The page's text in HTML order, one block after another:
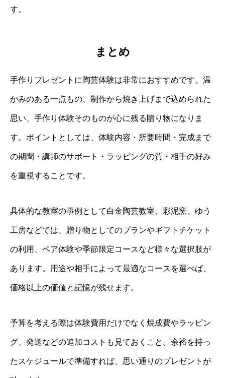
す。
まとめ
手作りプレゼントに陶芸体験は非常におすすめです。温
かみのある一点もの、制作から焼き上げまで込められた
思い、手作り体験そのものが心に残る贈り物になりま
す。ポイントとしては、体験内容・所要時間・完成まで
の期間・講師のサポート・ラッピングの質・相手の好み
を重視することです。
具体的な教室の事例として白金陶芸教室、彩泥窯、ゆう
工房などでは、贈り物としてのプランやギフトチケット
の利用、ペア体験や季節限定コースなど様々な選択肢が
あります。用途や相手によって最適なコースを選べば、
価格以上の価値と記憶が残せます。
予算を考える際は体験費用だけでなく焼成費やラッピン
グ、発送などの追加コストも見ておくこと。余裕を持っ
たスケジュールで準備すれば、思い通りのプレゼントが